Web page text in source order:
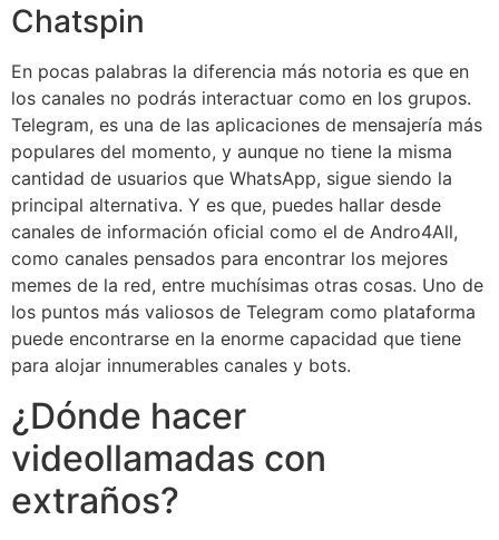
Chatspin
En pocas palabras la diferencia más notoria es que en
los canales no podrás interactuar como en los grupos.
Telegram, es una de las aplicaciones de mensajería más
populares del momento, y aunque no tiene la misma
cantidad de usuarios que WhatsApp, sigue siendo la
principal alternativa. Y es que, puedes hallar desde
canales de información oficial como el de Andro4All,
como canales pensados para encontrar los mejores
memes de la red, entre muchísimas otras cosas. Uno de
los puntos más valiosos de Telegram como plataforma
puede encontrarse en la enorme capacidad que tiene
para alojar innumerables canales y bots.
¿Dónde hacer
videollamadas con
extraños?